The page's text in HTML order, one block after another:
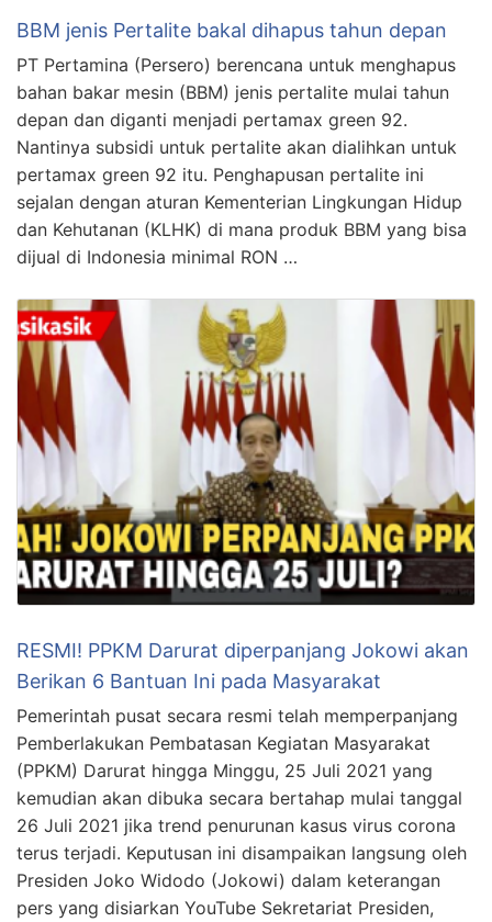
BBM jenis Pertalite bakal dihapus tahun depan
PT Pertamina (Persero) berencana untuk menghapus
bahan bakar mesin (BBM) jenis pertalite mulai tahun
depan dan diganti menjadi pertamax green 92.
Nantinya subsidi untuk pertalite akan dialihkan untuk
pertamax green 92 itu. Penghapusan pertalite ini
sejalan dengan aturan Kementerian Lingkungan Hidup
dan Kehutanan (KLHK) di mana produk BBM yang bisa
dijual di Indonesia minimal RON …
RESMI! PPKM Darurat diperpanjang Jokowi akan
Berikan 6 Bantuan Ini pada Masyarakat
Pemerintah pusat secara resmi telah memperpanjang
Pemberlakukan Pembatasan Kegiatan Masyarakat
(PPKM) Darurat hingga Minggu, 25 Juli 2021 yang
kemudian akan dibuka secara bertahap mulai tanggal
26 Juli 2021 jika trend penurunan kasus virus corona
terus terjadi. Keputusan ini disampaikan langsung oleh
Presiden Joko Widodo (Jokowi) dalam keterangan
pers yang disiarkan YouTube Sekretariat Presiden,